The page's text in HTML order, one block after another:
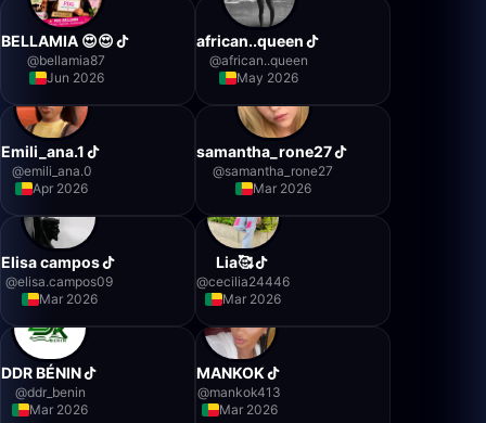
BELLAMIA 😍😍
@bellamia87
Jun 2026
african..queen
@african..queen
May 2026
Emili_ana.1
@emili_ana.0
Apr 2026
samantha_rone27
@samantha_rone27
Mar 2026
Elisa campos
@elisa.campos09
Mar 2026
Lia🥰
@cecilia24446
Mar 2026
DDR BÉNIN
@ddr_benin
Mar 2026
MANKOK
@mankok413
Mar 2026